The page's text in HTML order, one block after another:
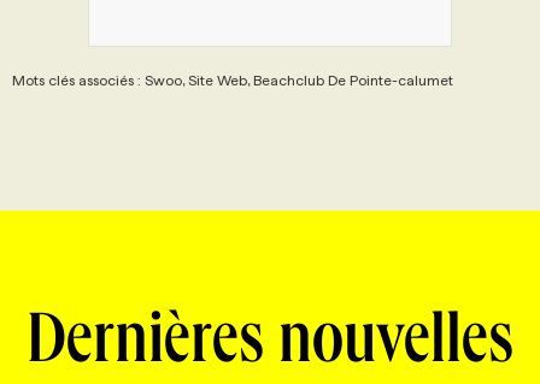
Mots clés associés : Swoo, Site Web, Beachclub De Pointe-calumet
Dernières nouvelles